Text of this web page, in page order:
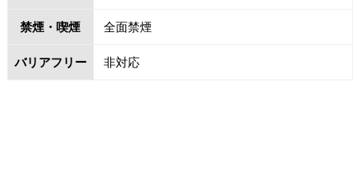
禁煙・喫煙 全面禁煙
バリアフリー 非対応